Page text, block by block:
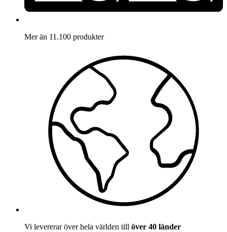
Mer än 11.100 produkter
Vi levererar över hela världen till över 40 länder